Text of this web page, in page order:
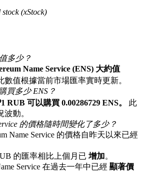
獎勵
(xStock)
多少？
Name Service (ENS) 大約值
數值根據當前市場匯率實時更新。
買多少 ENS？
RUB 可以購買 0.00286729 ENS。
此
動。
的價格隨時間變化了多少？
Name Service 的價格自昨天以來已經
的匯率相比上個月已 增加。
Service 在過去一年中已經 顯著價